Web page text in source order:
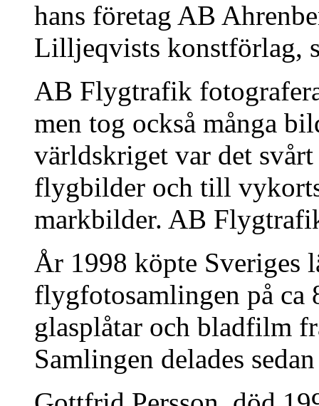
hans företag AB
Lilljeqvists konstförlag,
AB Flygtrafik
men tog också många
världskriget var det
flygbilder och till
markbilder. AB
År 1998 köpte Sveriges
flygfotosamlingen på ca
glasplåtar och bladfilm
Samlingen delades